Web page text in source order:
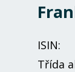
ISIN:
Třída